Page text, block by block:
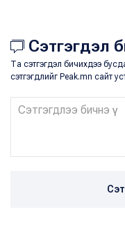
Сэтгэгдэл
Та сэтгэгдэл бичихдээ
сэтгэгдлийг Peak.mn сайт